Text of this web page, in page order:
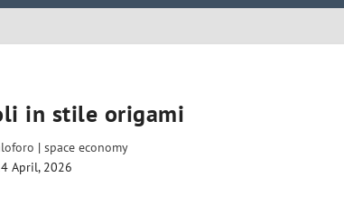
in stile origami
|space economy
April, 2026